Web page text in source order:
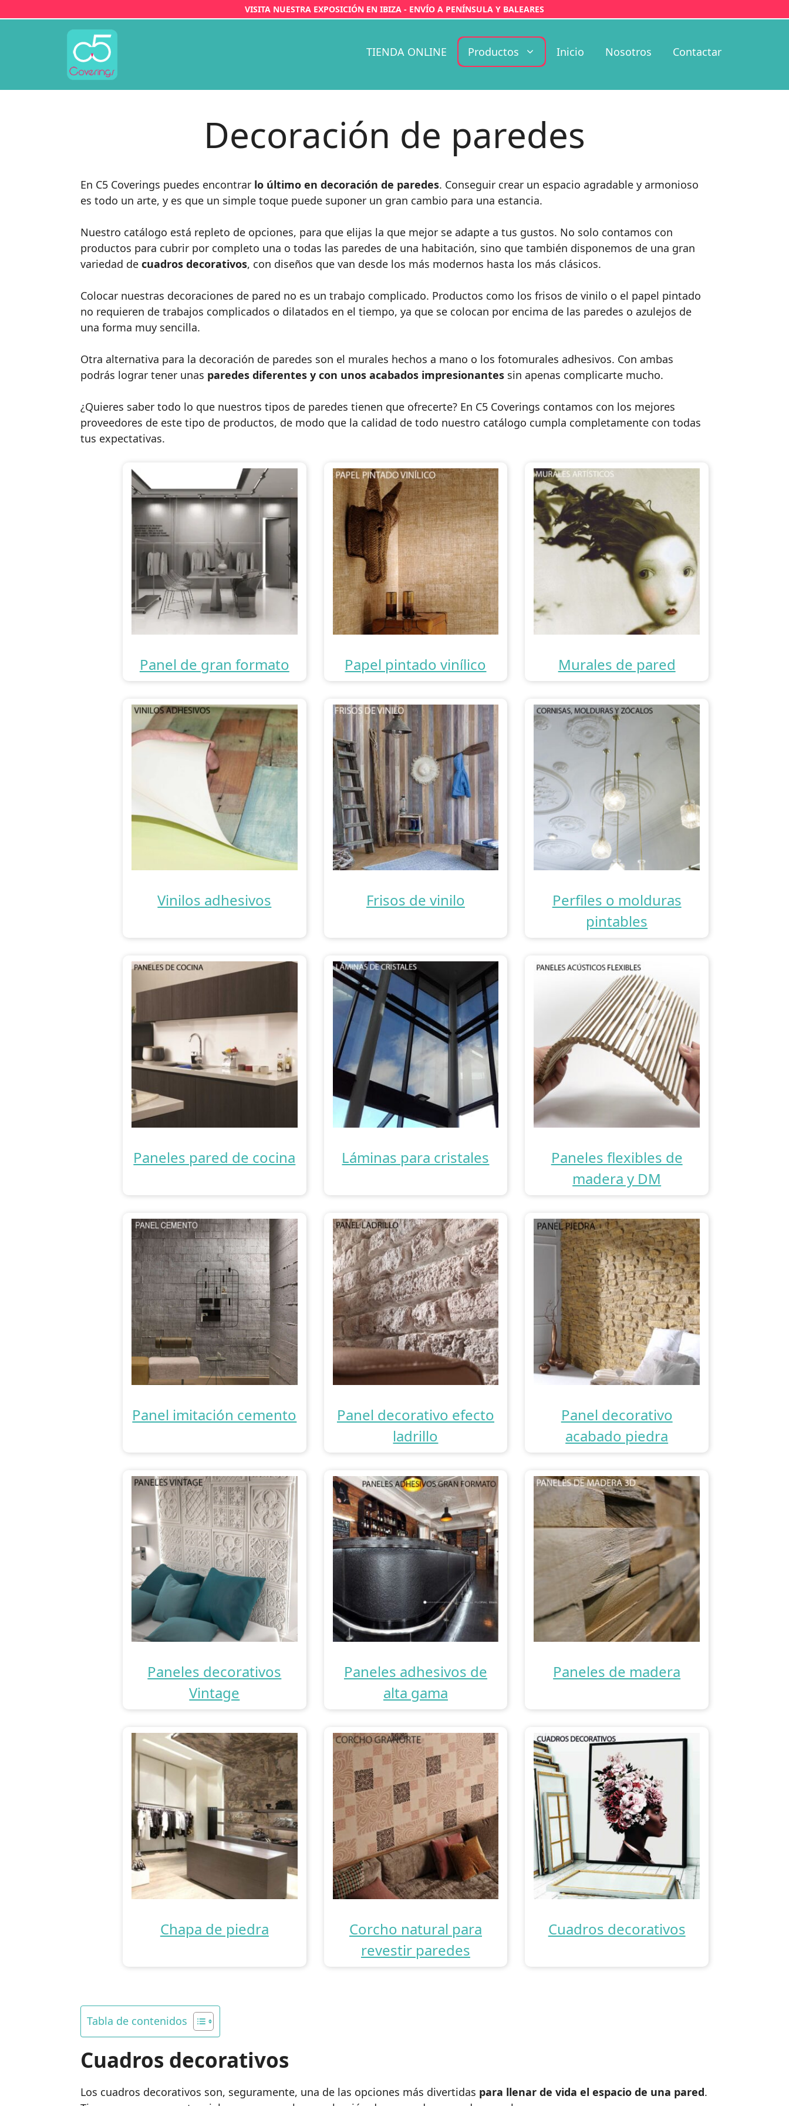
al
VISITA NUESTRA EXPOSICIÓN EN IBIZA - ENVÍO A PENÍNSULA Y BALEARES
TIENDA ONLINE Productos Inicio Nosotros Contactar
Decoración de paredes
En C5 Coverings puedes encontrar lo último en decoración de paredes. Conseguir crear un espacio agradable y armonioso
es todo un arte, y es que un simple toque puede suponer un gran cambio para una estancia.
Nuestro catálogo está repleto de opciones, para que elijas la que mejor se adapte a tus gustos. No solo contamos con
productos para cubrir por completo una o todas las paredes de una habitación, sino que también disponemos de una gran
variedad de cuadros decorativos, con diseños que van desde los más modernos hasta los más clásicos.
Colocar nuestras decoraciones de pared no es un trabajo complicado. Productos como los frisos de vinilo o el papel pintado
no requieren de trabajos complicados o dilatados en el tiempo, ya que se colocan por encima de las paredes o azulejos de
una forma muy sencilla.
Otra alternativa para la decoración de paredes son el murales hechos a mano o los fotomurales adhesivos. Con ambas
podrás lograr tener unas paredes diferentes y con unos acabados impresionantes sin apenas complicarte mucho.
¿Quieres saber todo lo que nuestros tipos de paredes tienen que ofrecerte? En C5 Coverings contamos con los mejores
proveedores de este tipo de productos, de modo que la calidad de todo nuestro catálogo cumpla completamente con todas
tus expectativas.
Panel de gran formato Papel pintado vinílico Murales de pared
Vinilos adhesivos Frisos de vinilo
Perfiles o molduras
pintables
Paneles pared de cocina Láminas para cristales
Paneles flexibles de
madera y DM
Panel imitación cemento
Panel decorativo efecto
ladrillo
Panel decorativo
acabado piedra
Paneles decorativos
Vintage
Paneles adhesivos de
alta gama
Paneles de madera
Chapa de piedra
Corcho natural para
revestir paredes
Cuadros decorativos
Tabla de contenidos
Cuadros decorativos
Los cuadros decorativos son, seguramente, una de las opciones más divertidas para llenar de vida el espacio de una pared.